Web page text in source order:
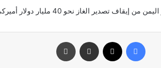
فيسبوك مشاركة عبر البريد